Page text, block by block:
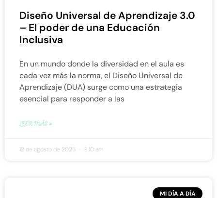
Diseño Universal de Aprendizaje 3.0
– El poder de una Educación
Inclusiva
En un mundo donde la diversidad en el aula es
cada vez más la norma, el Diseño Universal de
Aprendizaje (DUA) surge como una estrategia
esencial para responder a las
LEER MÁS »
12 de agosto de 2025 8:10 am
MI DÍA A DÍA